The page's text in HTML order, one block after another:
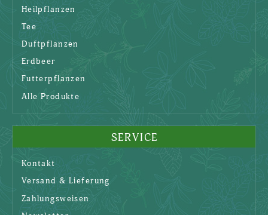
Heilpflanzen
Tee
Duftpflanzen
Erdbeer
Futterpflanzen
Alle Produkte
SERVICE
Kontakt
Versand & Lieferung
Zahlungsweisen